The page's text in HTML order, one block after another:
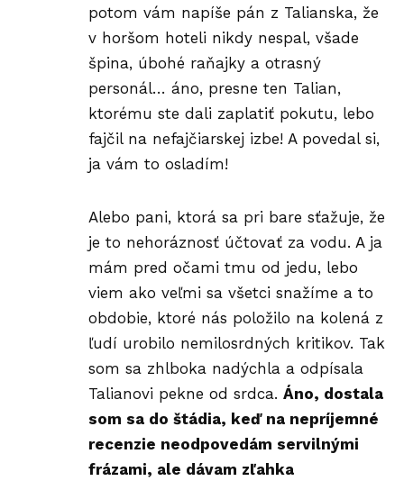
potom vám napíše pán z Talianska, že
v horšom hoteli nikdy nespal, všade
špina, úbohé raňajky a otrasný
personál… áno, presne ten Talian,
ktorému ste dali zaplatiť pokutu, lebo
fajčil na nefajčiarskej izbe! A povedal si,
ja vám to osladím!
Alebo pani, ktorá sa pri bare sťažuje, že
je to nehoráznosť účtovať za vodu. A ja
mám pred očami tmu od jedu, lebo
viem ako veľmi sa všetci snažíme a to
obdobie, ktoré nás položilo na kolená z
ľudí urobilo nemilosrdných kritikov. Tak
som sa zhlboka nadýchla a odpísala
Talianovi pekne od srdca. Áno, dostala
som sa do štádia, keď na nepríjemné
recenzie neodpovedám servilnými
frázami, ale dávam zľahka